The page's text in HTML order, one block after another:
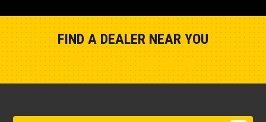
FIND A DEALER NEAR YOU